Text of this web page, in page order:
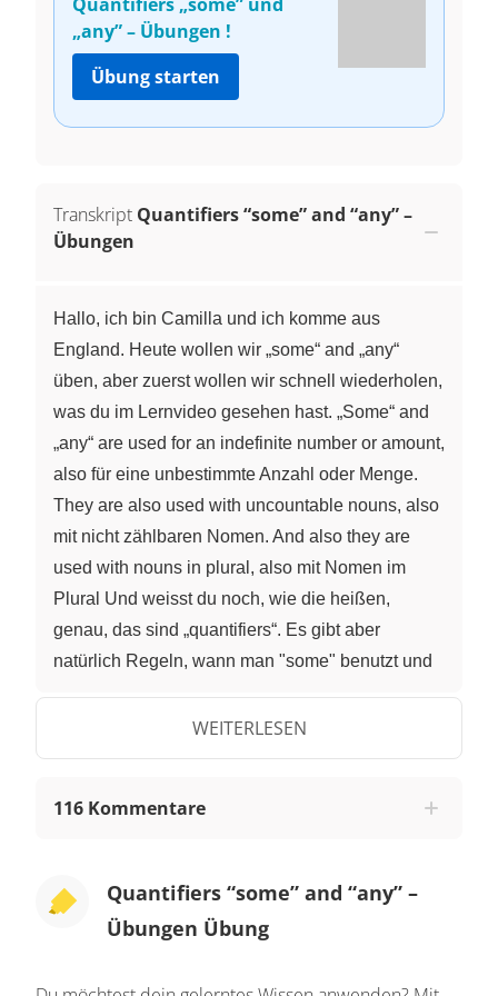
„any” – Übungen !
Übung starten
Transkript Quantifiers “some” and “any” –
Übungen
Hallo, ich bin Camilla und ich komme aus
England. Heute wollen wir „some“ and „any“
üben, aber zuerst wollen wir schnell wiederholen,
was du im Lernvideo gesehen hast. „Some“ and
„any“ are used for an indefinite number or amount,
also für eine unbestimmte Anzahl oder Menge.
They are also used with uncountable nouns, also
mit nicht zählbaren Nomen. And also they are
used with nouns in plural, also mit Nomen im
Plural Und weisst du noch, wie die heißen,
genau, das sind „quantifiers“. Es gibt aber
natürlich Regeln, wann man "some" benutzt und
sentences, also positive Aussagesätze, für
requests, offers and questions, where the answer
Fragen, wo die Antwort wahrscheinlich “Ja” ist.
oder "irgendwelche". And if it is used before a
number, also vor einer Zahl, then it means
WEITERLESEN
116 Kommentare
Quantifiers “some” and “any” –
Übungen Übung